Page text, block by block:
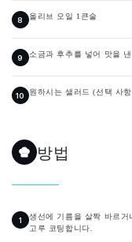
올리브 오일 1큰술
소금과 후추를 넣어 맛을
원하시는 샐러드 (선택 사
방법
생선에 기름을 살짝 바르
고루 코팅합니다.